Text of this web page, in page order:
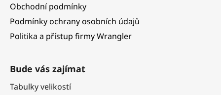
Obchodní podmínky
Podmínky ochrany osobních údajů
Politika a přístup firmy Wrangler
Bude vás zajímat
Tabulky velikostí